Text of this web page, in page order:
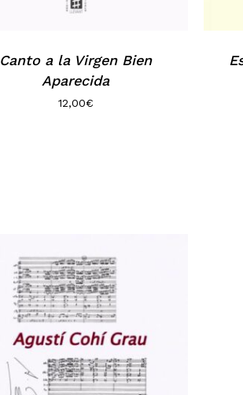
Canto a la Virgen Bien
Aparecida
12,00€